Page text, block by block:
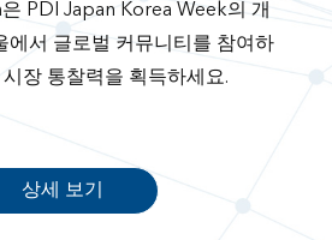
PDI Japan Korea Week의 개
에서 글로벌 커뮤니티를 참여하
장 통찰력을 획득하세요.
상세 보기